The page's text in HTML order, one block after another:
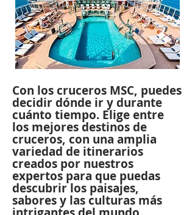
Con los cruceros MSC, puedes
decidir dónde ir y durante
cuánto tiempo. Elige entre
los mejores destinos de
cruceros, con una amplia
variedad de itinerarios
creados por nuestros
expertos para que puedas
descubrir los paisajes,
sabores y las culturas más